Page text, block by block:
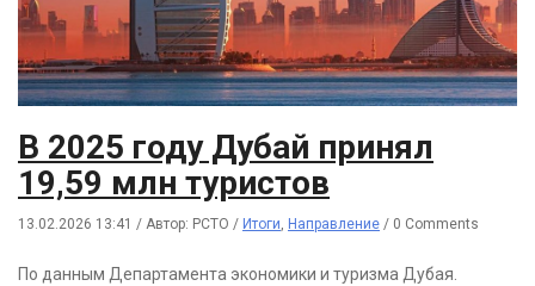
В 2025 году Дубай принял
19,59 млн туристов
13.02.2026 13:41 / Автор: РСТО / Итоги, Направление / 0 Comments
По данным Департамента экономики и туризма Дубая.